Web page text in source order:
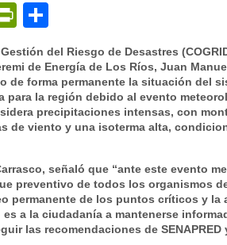
P
ri
nt
Fr
ie
dl
y
o
m
p
ar
tir
del Riesgo de Desastres
de Energía de Los Ríos, Juan
de forma permanente la situación del
para la región debido al evento
precipitaciones intensas, con
de viento y una isoterma alta,
señaló que “ante este evento
preventivo de todos los organismos
permanente de los puntos críticos y la
a la ciudadanía a mantenerse
las recomendaciones de SENAPRED